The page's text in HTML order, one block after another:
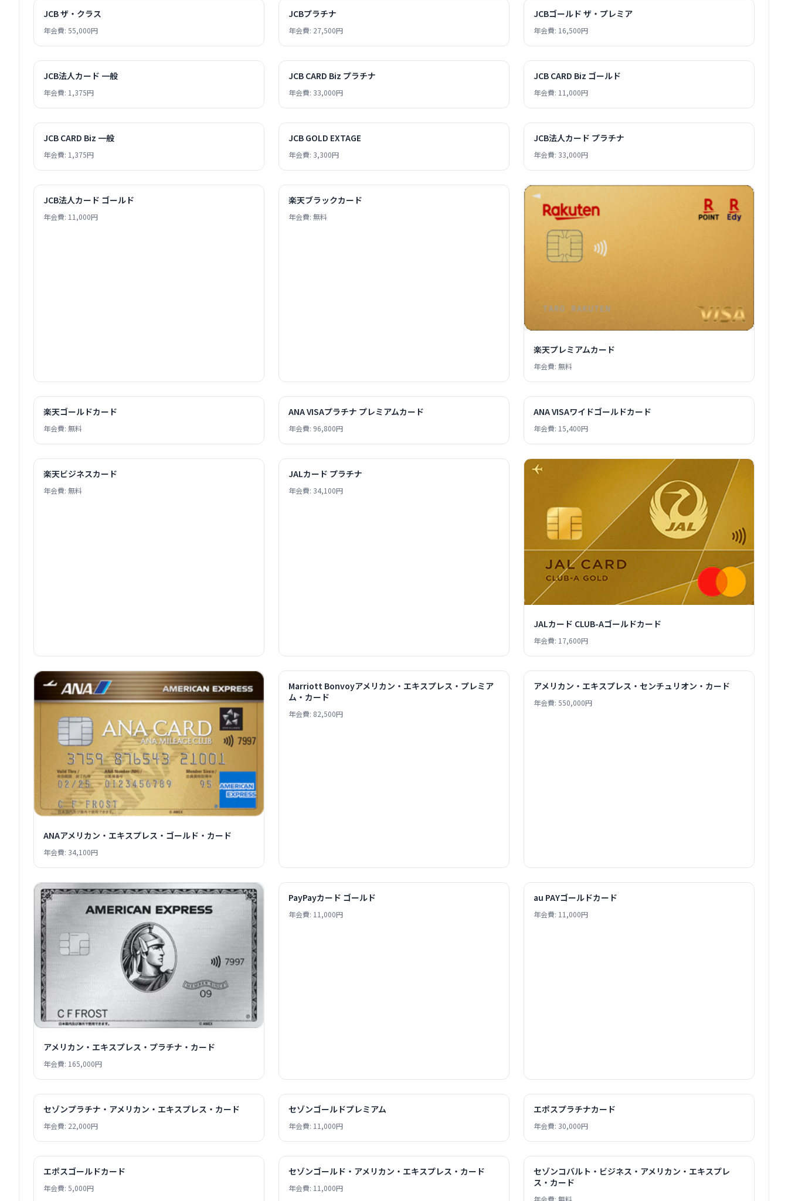
JCB ザ・クラス
年会費: 55,000円
JCBプラチナ
年会費: 27,500円
JCBゴールド ザ・プレミア
年会費: 16,500円
JCB法人カード 一般
年会費: 1,375円
JCB CARD Biz プラチナ
年会費: 33,000円
JCB CARD Biz ゴールド
年会費: 11,000円
JCB CARD Biz 一般
年会費: 1,375円
JCB GOLD EXTAGE
年会費: 3,300円
JCB法人カード プラチナ
年会費: 33,000円
JCB法人カード ゴールド
年会費: 11,000円
楽天ブラックカード
年会費: 無料
楽天プレミアムカード
年会費: 無料
楽天ゴールドカード
年会費: 無料
ANA VISAプラチナ プレミアムカード
年会費: 96,800円
ANA VISAワイドゴールドカード
年会費: 15,400円
楽天ビジネスカード
年会費: 無料
JALカード プラチナ
年会費: 34,100円
JALカード CLUB-Aゴールドカード
年会費: 17,600円
ANAアメリカン・エキスプレス・ゴールド・カード
年会費: 34,100円
Marriott Bonvoyアメリカン・エキスプレス・プレミア
ム・カード
年会費: 82,500円
アメリカン・エキスプレス・センチュリオン・カード
年会費: 550,000円
アメリカン・エキスプレス・プラチナ・カード
年会費: 165,000円
PayPayカード ゴールド
年会費: 11,000円
au PAYゴールドカード
年会費: 11,000円
セゾンプラチナ・アメリカン・エキスプレス・カード
年会費: 22,000円
セゾンゴールドプレミアム
年会費: 11,000円
エポスプラチナカード
年会費: 30,000円
エポスゴールドカード
年会費: 5,000円
セゾンゴールド・アメリカン・エキスプレス・カード
年会費: 11,000円
セゾンコバルト・ビジネス・アメリカン・エキスプレ
ス・カード